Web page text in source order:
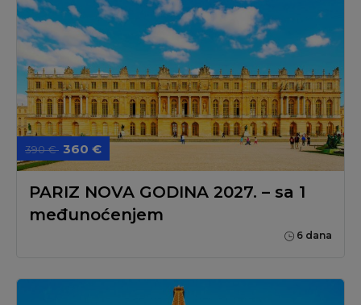
390 € 360 €
PARIZ NOVA GODINA 2027. – sa 1
međunoćenjem
6 dana